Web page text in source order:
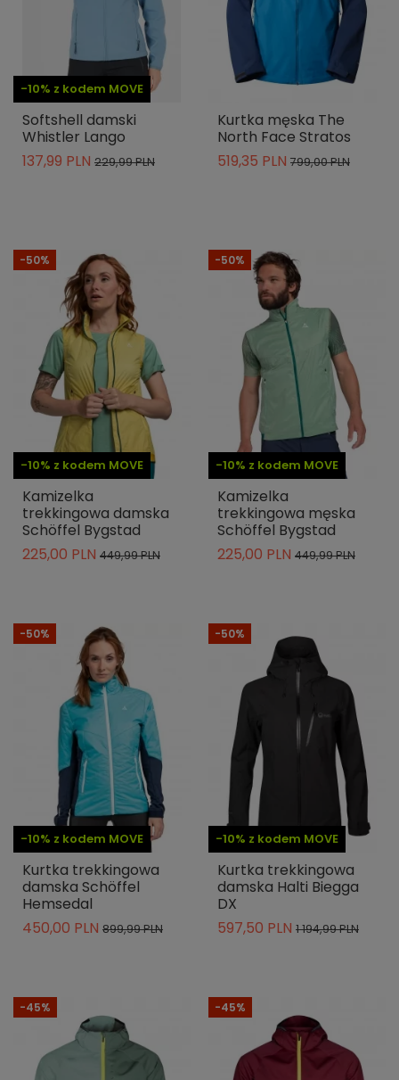
-10% z kodem MOVE
Softshell damski
Whistler Lango
137,99 PLN 229,99 PLN
Kurtka męska The
North Face Stratos
519,35 PLN 799,00 PLN
-10% z kodem MOVE
-50%
Kamizelka
trekkingowa damska
Schöffel Bygstad
225,00 PLN 449,99 PLN
-10% z kodem MOVE
-50%
Kamizelka
trekkingowa męska
Schöffel Bygstad
225,00 PLN 449,99 PLN
-10% z kodem MOVE
-50%
Kurtka trekkingowa
damska Schöffel
Hemsedal
450,00 PLN 899,99 PLN
-10% z kodem MOVE
-50%
Kurtka trekkingowa
damska Halti Biegga
DX
597,50 PLN 1 194,99 PLN
-45% -45%